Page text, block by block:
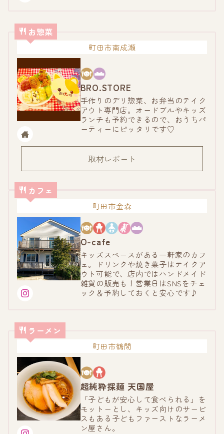
お惣菜
町田市南成瀬
BRO.STORE
手作りのデリ惣菜、お弁当のテイク
アウト専門店。オードブルやキッズ
ランチも予約できるので、おうちパ
ーティーにピッタリです♡
取材レポート
カフェ
町田市金森
O-cafe
キッズスペースがある一軒家のカフ
ェ。ドリンクや焼き菓子はテイクア
ウト可能で、店内ではハンドメイド
雑貨の販売も！営業日はSNSをチェ
ック＆予約しておくと安心です♪
ラーメン
町田市鶴間
超純粋採麺 天国屋
「子どもが安心して食べられる」を
モットーとし、キッズ向けのサービ
スもある子どもファーストなラーメ
ン屋さん。